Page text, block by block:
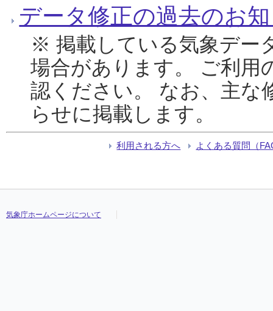
データ修正の過去のお
※ 掲載している気象デー
場合があります。 ご利用
認ください。 なお、主な
らせに掲載します。
利用される方へ よくある質問（
気象庁ホームページについて